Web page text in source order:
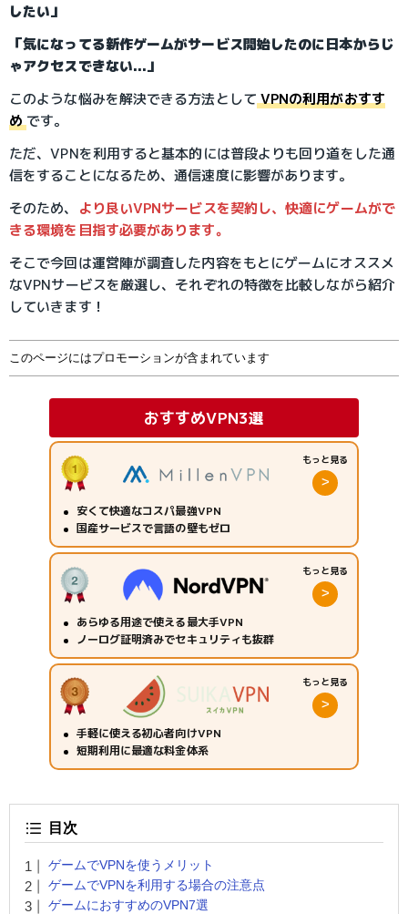
したい」
「気になってる新作ゲームがサービス開始したのに日本からじ
ゃアクセスできない...」
このような悩みを解決できる方法として VPNの利用がおすす
め です。
ただ、VPNを利用すると基本的には普段よりも回り道をした通
信をすることになるため、通信速度に影響があります。
そのため、
より良いVPNサービスを契約し、快適にゲームがで
きる環境を目指す必要があります。
そこで今回は運営陣が調査した内容をもとにゲームにオススメ
なVPNサービスを厳選し、それぞれの特徴を比較しながら紹介
していきます！
このページにはプロモーションが含まれています
おすすめVPN3選
もっと見る
＞
安くて快適なコスパ最強VPN
国産サービスで言語の壁もゼロ
もっと見る
＞
あらゆる用途で使える最大手VPN
ノーログ証明済みでセキュリティも抜群
もっと見る
＞
手軽に使える初心者向けVPN
短期利用に最適な料金体系
目次
ゲームでVPNを使うメリット
ゲームでVPNを利用する場合の注意点
ゲームにおすすめのVPN7選